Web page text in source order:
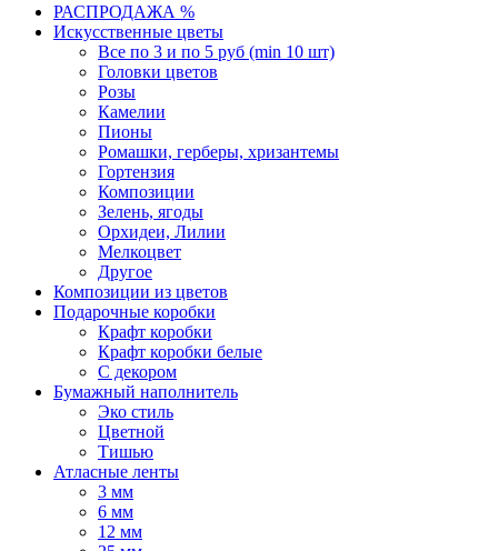
РАСПРОДАЖА %
Искусственные цветы
Все по 3 и по 5 руб (min 10 шт)
Головки цветов
Розы
Камелии
Пионы
Ромашки, герберы, хризантемы
Гортензия
Композиции
Зелень, ягоды
Орхидеи, Лилии
Мелкоцвет
Другое
Композиции из цветов
Подарочные коробки
Крафт коробки
Крафт коробки белые
С декором
Бумажный наполнитель
Эко стиль
Цветной
Тишью
Атласные ленты
3 мм
6 мм
12 мм